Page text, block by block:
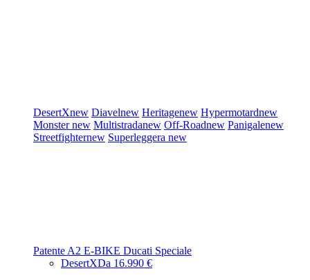
DesertXnew Diavelnew Heritagenew Hypermotardnew
Monsternew Multistradanew Off-Roadnew Panigalenew
Streetfighternew Superleggera new
Patente A2 E-BIKE Ducati Speciale
DesertXDa 16.990 €